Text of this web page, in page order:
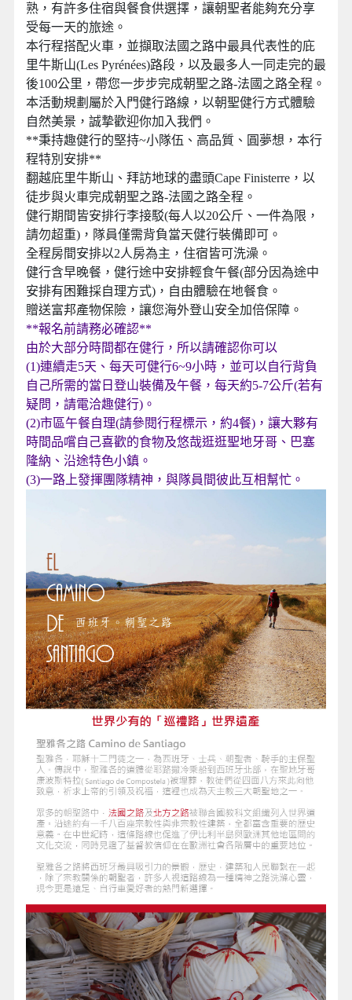
熟，有許多住宿與餐食供選擇，讓朝聖者能夠充分享
受每一天的旅途。
本行程搭配火車，並擷取法國之路中最具代表性的庇
里牛斯山(Les Pyrénées)路段，以及最多人一同走完的最
後100公里，帶您一步步完成朝聖之路-法國之路全程。
本活動規劃屬於入門健行路線，以朝聖健行方式體驗
自然美景，誠摯歡迎你加入我們。
**秉持趣健行的堅持~小隊伍、高品質、圓夢想，本行
程特別安排**
翻越庇里牛斯山、拜訪地球的盡頭Cape Finisterre，以
徒步與火車完成朝聖之路-法國之路全程。
健行期間皆安排行李接駁(每人以20公斤、一件為限，
請勿超重)，隊員僅需背負當天健行裝備即可。
全程房間安排以2人房為主，住宿皆可洗澡。
健行含早晚餐，健行途中安排輕食午餐(部分因為途中
安排有困難採自理方式)，自由體驗在地餐食。
贈送富邦產物保險，讓您海外登山安全加倍保障。
**報名前請務必確認**
由於大部分時間都在健行，所以請確認你可以
(1)連續走5天、每天可健行6~9小時，並可以自行背負
自己所需的當日登山裝備及午餐，每天約5-7公斤(若有
疑問，請電洽趣健行)。
(2)市區午餐自理(請參閱行程標示，約4餐)，讓大夥有
時間品嚐自己喜歡的食物及悠哉逛逛聖地牙哥、巴塞
隆納、沿途特色小鎮。
(3)一路上發揮團隊精神，與隊員間彼此互相幫忙。